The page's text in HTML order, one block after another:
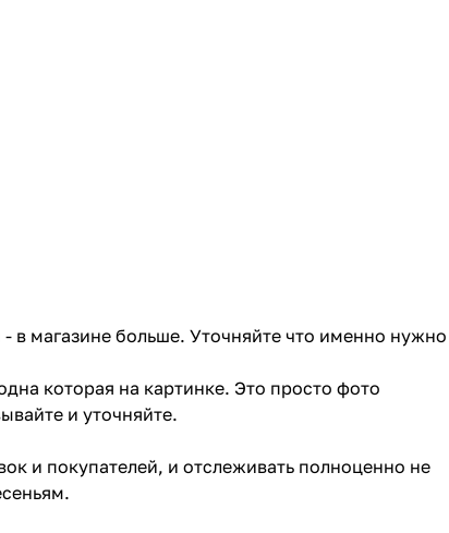
в магазине больше. Уточняйте что именно нужно
которая на картинке. Это просто фото
и уточняйте.
и покупателей, и отслеживать полноценно не